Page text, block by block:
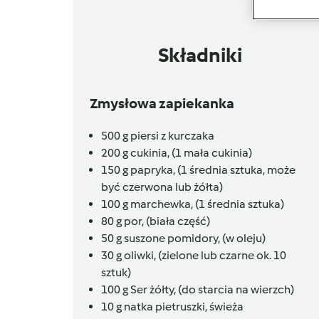
Składniki
Zmysłowa zapiekanka
500g piersi z kurczaka
200gcukinia, (1 mała cukinia)
150g papryka, (1 średnia sztuka, może
być czerwona lub żółta)
100g marchewka, (1 średnia sztuka)
80g por, (biała część)
50gsuszone pomidory, (w oleju)
30goliwki, (zielone lub czarne ok. 10
sztuk)
100gSer żółty, (do starcia na wierzch)
10g natka pietruszki, świeża